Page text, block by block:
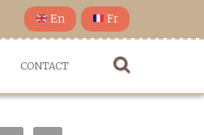
En Fr
CONTACT